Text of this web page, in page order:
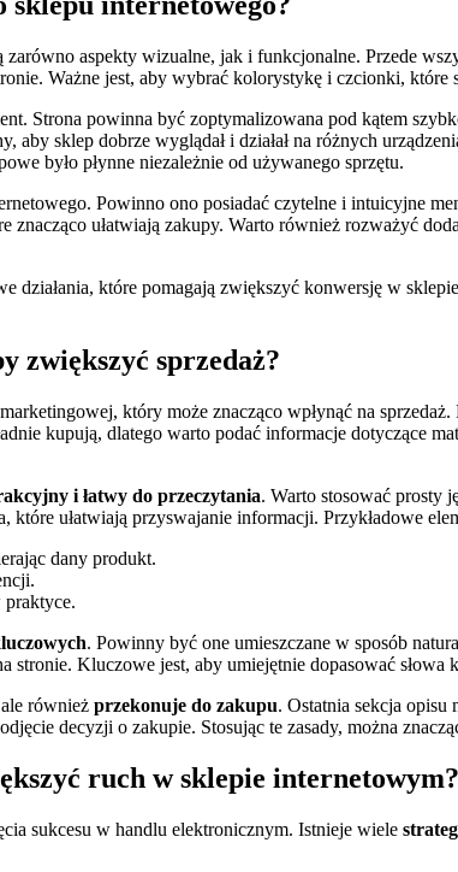
aspekty wizualne, jak i funkcjonalne. Przede
Ważne jest, aby wybrać kolorystykę i czcionki, które
Strona powinna być zoptymalizowana pod kątem
aby sklep dobrze wyglądał i działał na różnych
było płynne niezależnie od używanego sprzętu.
Powinno ono posiadać czytelne i intuicyjne
ułatwiają zakupy. Warto również rozważyć
działania, które pomagają zwiększyć konwersję w
zwiększyć sprzedaż?
który może znacząco wpłynąć na
kupują, dlatego warto podać informacje dotyczące
i łatwy do przeczytania. Warto stosować prosty
ułatwiają przyswajanie informacji. Przykładowe
dany produkt.
. Powinny być one umieszczane w sposób
Kluczowe jest, aby umiejętnie dopasować
również przekonuje do zakupu. Ostatnia sekcja opisu
decyzji o zakupie. Stosując te zasady, można
ruch w sklepie internetowym?
sukcesu w handlu elektronicznym. Istnieje wiele